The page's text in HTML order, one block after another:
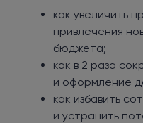
как увеличить
привлечения
бюджета;
как в 2 раза
и оформление
как избавить
и устранить